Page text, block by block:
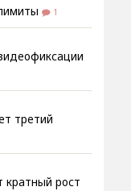
1
третий
кратный рост